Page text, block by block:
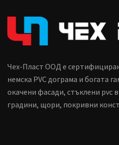
Чех-Пласт ООД е
немска PVC дограма и богата
окачени фасади, стъклени pvc
градини, щори, покривни